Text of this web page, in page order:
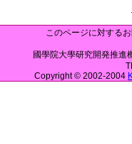
このページに対する
國學院大學研究開発推
Copyright © 2002-2004